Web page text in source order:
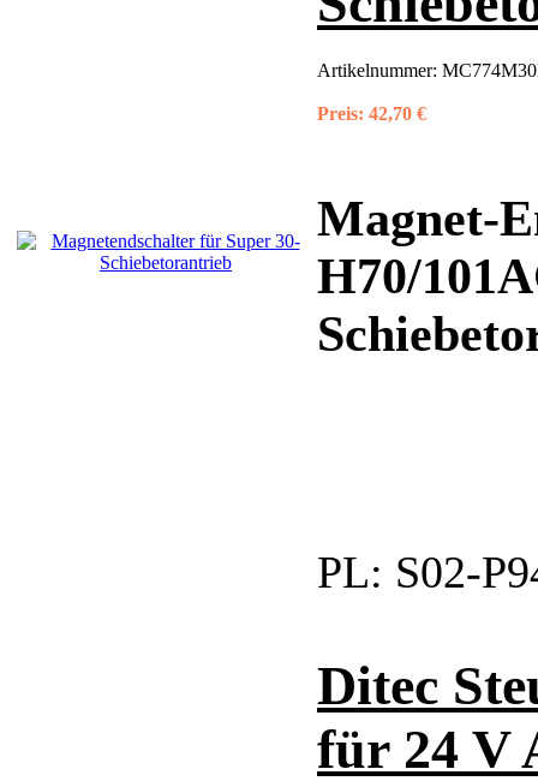
Artikelnummer:
Preis: 42,70 €
Magnet-
H70/
PL: S02-
Ditec
für 24 V